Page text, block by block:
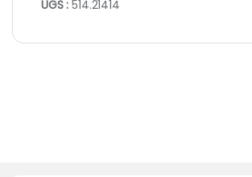
UGS :514.21414